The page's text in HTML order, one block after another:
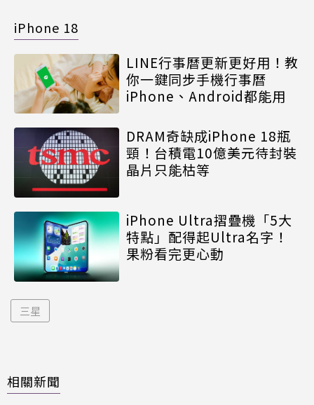
iPhone 18
LINE行事曆更新更好用！教
你一鍵同步手機行事曆
iPhone、Android都能用
DRAM奇缺成iPhone 18瓶
頸！台積電10億美元待封裝
晶片只能枯等
iPhone Ultra摺疊機「5大
特點」配得起Ultra名字！
果粉看完更心動
三星
相關新聞